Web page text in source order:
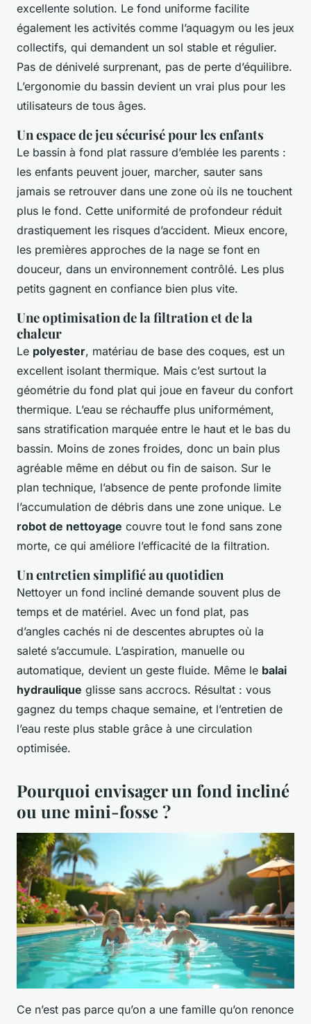
excellente solution. Le fond uniforme facilite
également les activités comme l’aquagym ou les jeux
collectifs, qui demandent un sol stable et régulier.
Pas de dénivelé surprenant, pas de perte d’équilibre.
L’ergonomie du bassin devient un vrai plus pour les
utilisateurs de tous âges.
Un espace de jeu sécurisé pour les enfants
Le bassin à fond plat rassure d’emblée les parents :
les enfants peuvent jouer, marcher, sauter sans
jamais se retrouver dans une zone où ils ne touchent
plus le fond. Cette uniformité de profondeur réduit
drastiquement les risques d’accident. Mieux encore,
les premières approches de la nage se font en
douceur, dans un environnement contrôlé. Les plus
petits gagnent en confiance bien plus vite.
Une optimisation de la filtration et de la
chaleur
Le polyester, matériau de base des coques, est un
excellent isolant thermique. Mais c’est surtout la
géométrie du fond plat qui joue en faveur du confort
thermique. L’eau se réchauffe plus uniformément,
sans stratification marquée entre le haut et le bas du
bassin. Moins de zones froides, donc un bain plus
agréable même en début ou fin de saison. Sur le
plan technique, l’absence de pente profonde limite
l’accumulation de débris dans une zone unique. Le
robot de nettoyage couvre tout le fond sans zone
morte, ce qui améliore l’efficacité de la filtration.
Un entretien simplifié au quotidien
Nettoyer un fond incliné demande souvent plus de
temps et de matériel. Avec un fond plat, pas
d’angles cachés ni de descentes abruptes où la
saleté s’accumule. L’aspiration, manuelle ou
automatique, devient un geste fluide. Même le balai
hydraulique glisse sans accrocs. Résultat : vous
gagnez du temps chaque semaine, et l’entretien de
l’eau reste plus stable grâce à une circulation
optimisée.
Pourquoi envisager un fond incliné
ou une mini-fosse ?
Ce n’est pas parce qu’on a une famille qu’on renonce